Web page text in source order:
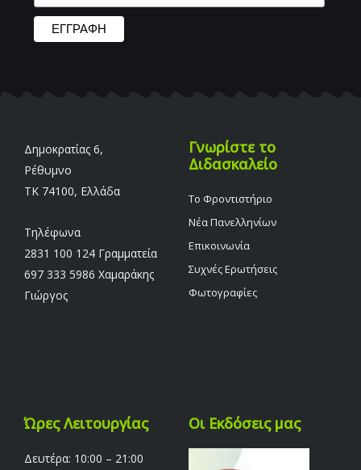
Δημοκρατίας 6,
Ρέθυμνο
TK 74100, Ελλάδα
Τηλέφωνα
2831 100 124 Γραμματεία
697 333 5986 Χαμαράκης
Γιώργος
Γνωρίστε το
Διδασκαλείο
Το Φροντιστήριο
Νέα Πανελληνίων
Επικοινωνία
Συχνές Ερωτήσεις
Φωτογραφίες
Ώρες Λειτουργίας
Δευτέρα: 10:00 – 21:00
Οι Εκδόσεις μας